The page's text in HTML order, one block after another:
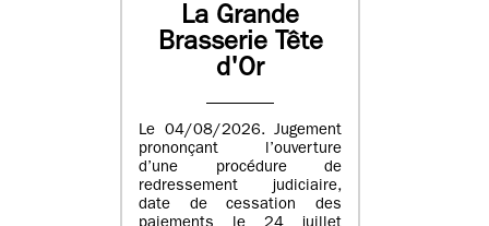
La Grande
Brasserie Tête
d'Or
Le 04/08/2026. Jugement
prononçant l’ouverture
d’une procédure de
redressement judiciaire,
date de cessation des